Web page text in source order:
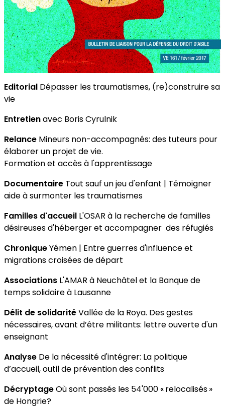
Editorial Dépasser les traumatismes, (re)construire sa
vie
Entretienavec Boris Cyrulnik
Relance Mineurs non-accompagnés: des tuteurs pour
élaborer un projet de vie.
Formation et accès à l'apprentissage
Documentaire Tout sauf un jeu d'enfant | Témoigner
aide à surmonter les traumatismes
Familles d'accueil L'OSAR à la recherche de familles
désireuses d'héberger et accompagner des réfugiés
ChroniqueYémen | Entre guerres d'influence et
migrations croisées de départ
Associations L'AMAR à Neuchâtel et la Banque de
temps solidaire à Lausanne
Délit de solidaritéVallée de la Roya. Des gestes
nécessaires, avant d’être militants: lettre ouverte d'un
enseignant
Analyse De la nécessité d'intégrer: La politique
d’accueil, outil de prévention des conflits
DécryptageOù sont passés les 54'000 « relocalisés »
de Hongrie?